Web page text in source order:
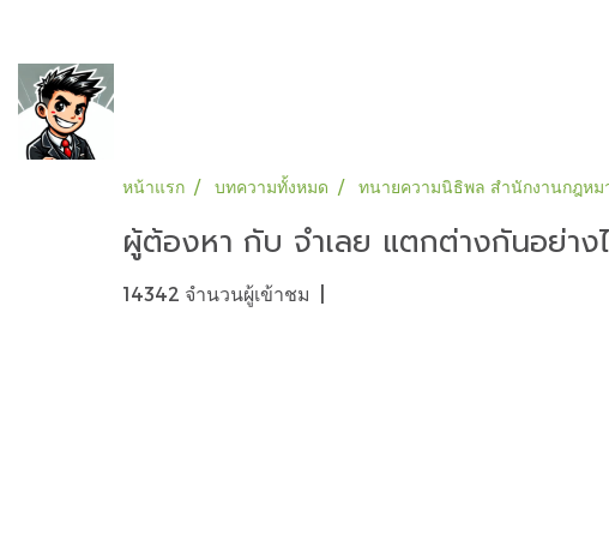
หน้าแรก บทความทั้งหมด ทนายความนิธิพล สำนักงานกฎห
ผู้ต้องหา กับ จำเลย แตกต่างกันอย่า
14342 จำนวนผู้เข้าชม